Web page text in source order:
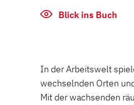
Blick ins Buch
In der Arbeitswelt
wechselnden Orten
Mit der wachsenden